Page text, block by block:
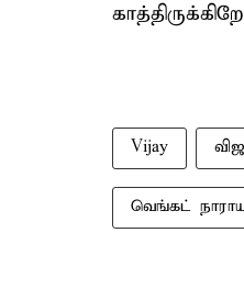
Vijay
வெங்கட்